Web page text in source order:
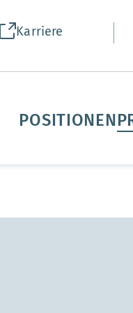
Karriere
POSITIONEN